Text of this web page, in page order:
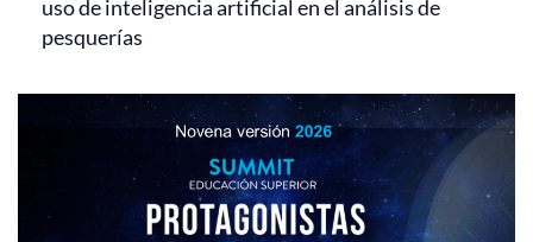
uso de inteligencia artificial en el análisis de
pesquerías